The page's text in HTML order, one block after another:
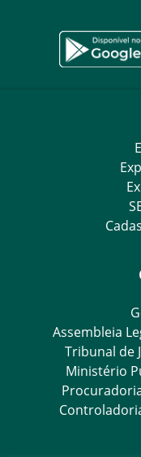
Assembleia
Tribunal de
Ministério